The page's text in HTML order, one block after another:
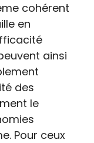
cohérent
en
ainsi
des
le
Pour ceux